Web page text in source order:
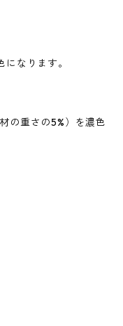
なります。
の重さの5%）を濃色